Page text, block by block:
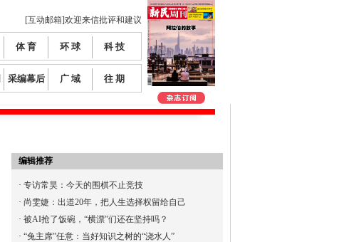
[互动邮箱]欢迎来信批评和建议
体 育 环 球 科 技
采编幕后 广 域 往 期
编辑推荐
· 专访常昊：今天的围棋不止竞技
· 尚雯婕：出道20年，把人生选择权留给自己
· 被AI抢了饭碗，“横漂”们还在坚持吗？
· “兔主席”任意：当好知识之树的“浇水人”